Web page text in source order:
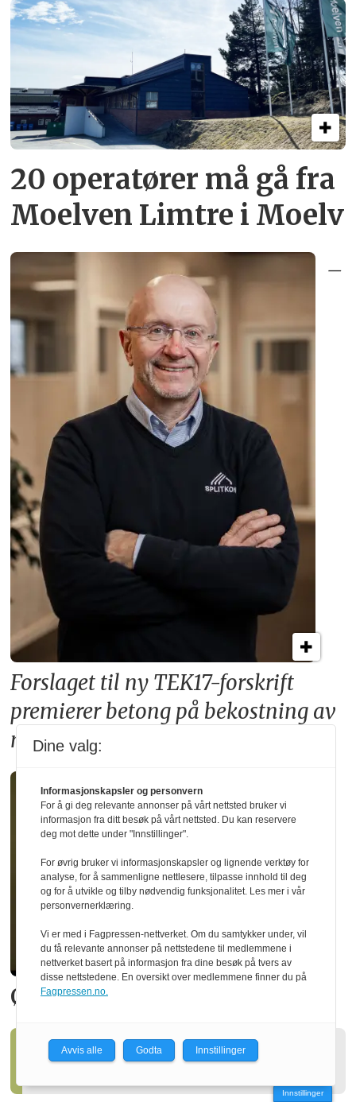
20 operatører må gå fra
Moelven Limtre i Moelv
–
Forslaget til ny TEK17-forskrift
premierer betong på bekostning av
norsk skognæring
Økte utbyttet med 20 prosent
Ny styreleder i Treindustrien
Innstillinger
Dine valg:
Informasjonskapsler og personvern
For å gi deg relevante annonser på vårt nettsted bruker vi
informasjon fra ditt besøk på vårt nettsted. Du kan reservere
deg mot dette under "Innstillinger".
For øvrig bruker vi informasjonskapsler og lignende verktøy for
analyse, for å sammenligne nettlesere, tilpasse innhold til deg
og for å utvikle og tilby nødvendig funksjonalitet. Les mer i vår
personvernerklæring.
Vi er med i Fagpressen-nettverket. Om du samtykker under, vil
du få relevante annonser på nettstedene til medlemmene i
nettverket basert på informasjon fra dine besøk på tvers av
disse nettstedene. En oversikt over medlemmene finner du på
Fagpressen.no.
Avvis alle Godta Innstillinger